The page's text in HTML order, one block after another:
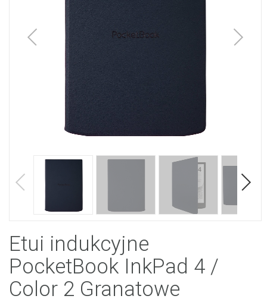
Etui indukcyjne
PocketBook InkPad 4 /
Color 2 Granatowe